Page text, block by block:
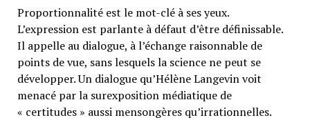
Proportionnalité est le mot-clé à ses yeux.
L’expression est parlante à défaut d’être définissable.
Il appelle au dialogue, à l’échange raisonnable de
points de vue, sans lesquels la science ne peut se
développer. Un dialogue qu’Hélène Langevin voit
menacé par la surexposition médiatique de
« certitudes » aussi mensongères qu’irrationnelles.